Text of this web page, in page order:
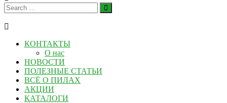
КОНТАКТЫ
О нас
НОВОСТИ
ПОЛЕЗНЫЕ СТАТЬИ
ВСЁ О ПИЛАХ
АКЦИИ
КАТАЛОГИ